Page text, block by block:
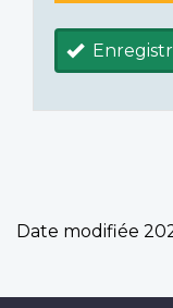
Date modifiée